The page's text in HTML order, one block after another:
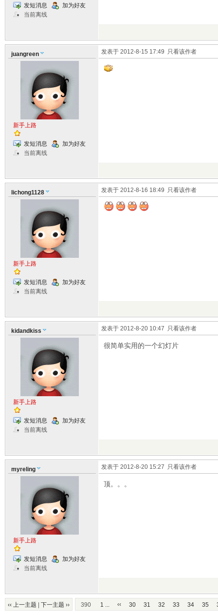
发短消息
加为好友
当前离线
juangreen
新手上路
发短消息
加为好友
当前离线
发表于 2012-8-15 17:49 只看该作者
lichong1128
新手上路
发短消息
加为好友
当前离线
发表于 2012-8-16 18:49 只看该作者
kidandkiss
新手上路
发短消息
加为好友
当前离线
发表于 2012-8-20 10:47 只看该作者
很简单实用的一个幻灯片
myreling
新手上路
发短消息
加为好友
当前离线
发表于 2012-8-20 15:27 只看该作者
顶。。。
‹‹ 上一主题 下一主题 ›› 390 1 ... ‹‹ 30 31 32 33 34 35